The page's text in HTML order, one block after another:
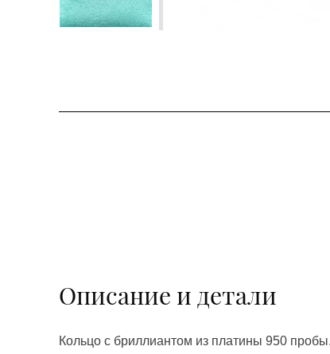
Описание и детали
Кольцо с бриллиантом из платины 950 пробы.